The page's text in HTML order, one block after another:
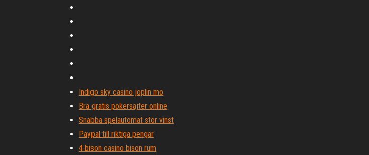
Indigo sky casino joplin mo
Bra gratis pokersajter online
Snabba spelautomat stor vinst
Paypal till riktiga pengar
4 bison casino bison rum